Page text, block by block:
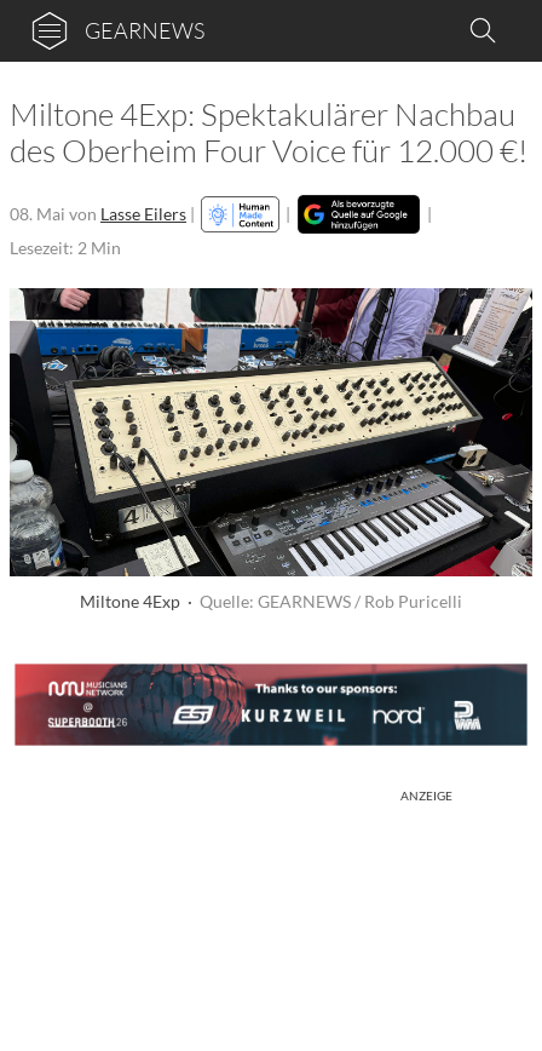
GEARNEWS
Miltone 4Exp: Spektakulärer Nachbau
des Oberheim Four Voice für 12.000 €!
08. Mai von Lasse Eilers | |
|
Lesezeit: 2 Min
Miltone 4Exp · Quelle: GEARNEWS / Rob Puricelli
ANZEIGE